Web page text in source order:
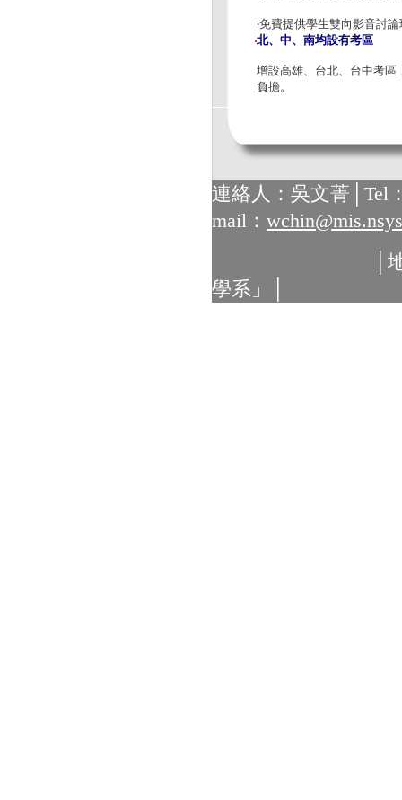
‧免費提供學生雙向影音討
‧北、中、南均設有考區
增設高雄、台北、台中考區
負擔。
連絡人：吳文菁│Tel
mail：
│地址：804
學系」│